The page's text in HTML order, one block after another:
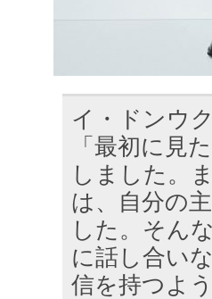
イ・ドンウ
「最初に見
しました。
は、自分の
した。そん
に話し合い
信を持つよ